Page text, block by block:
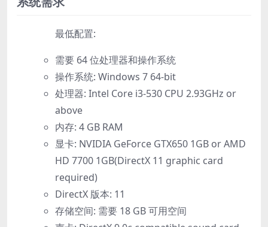
最低配置:
需要 64 位处理器和操作系统
操作系统: Windows 7 64-bit
处理器: Intel Core i3-530 CPU 2.93GHz or
above
内存: 4 GB RAM
显卡: NVIDIA GeForce GTX650 1GB or AMD
HD 7700 1GB(DirectX 11 graphic card
required)
DirectX 版本: 11
存储空间: 需要 18 GB 可用空间